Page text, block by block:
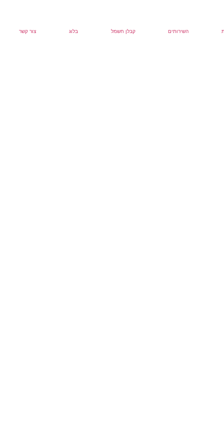
השירותים קבלן חשמל בלוג צור קשר